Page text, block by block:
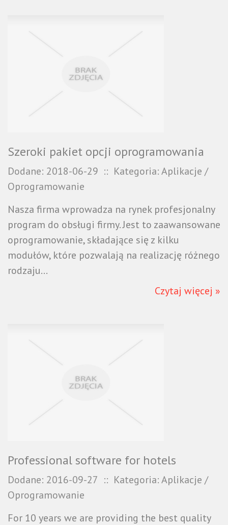
Szeroki pakiet opcji oprogramowania
Dodane: 2018-06-29 :: Kategoria: Aplikacje /
Oprogramowanie
Nasza firma wprowadza na rynek profesjonalny
program do obsługi firmy. Jest to zaawansowane
oprogramowanie, składające się z kilku
modułów, które pozwalają na realizację różnego
rodzaju...
Czytaj więcej »
Professional software for hotels
Dodane: 2016-09-27 :: Kategoria: Aplikacje /
Oprogramowanie
For 10 years we are providing the best quality